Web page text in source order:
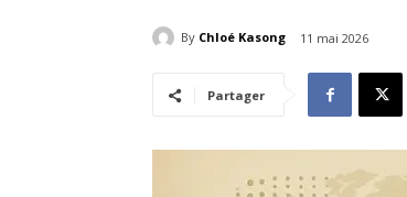
By Chloé Kasong 11 mai 2026
Partager